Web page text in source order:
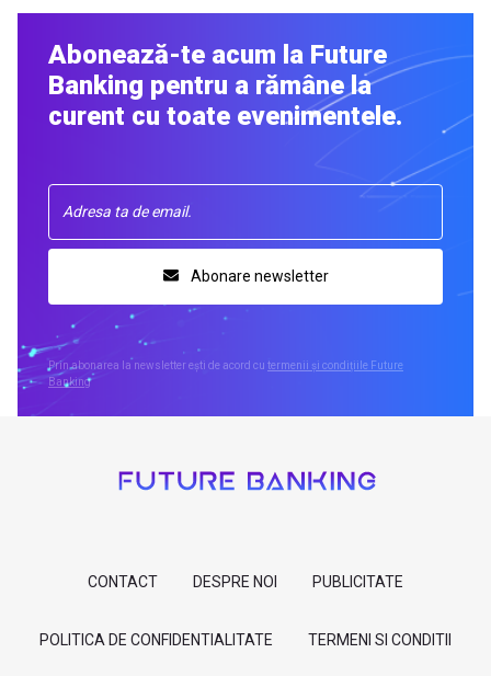
Abonează-te acum la Future
Banking pentru a rămâne la
curent cu toate evenimentele.
Abonare newsletter
Prin abonarea la newsletter ești de acord cu termenii și condițiile Future
Banking
CONTACT DESPRE NOI PUBLICITATE
POLITICA DE CONFIDENTIALITATE TERMENI SI CONDITII